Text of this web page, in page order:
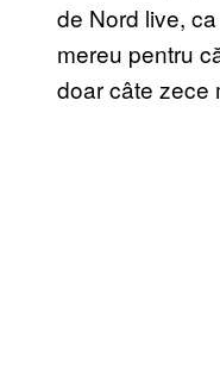
de Nord live,
mereu pentru
doar câte zece